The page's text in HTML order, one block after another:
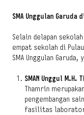
SMA Unggulan Garuda
Selain delapan
empat sekolah di
SMA Unggulan Garuda,
SMAN Unggul
Thamrin
pengembangan
fasilitas